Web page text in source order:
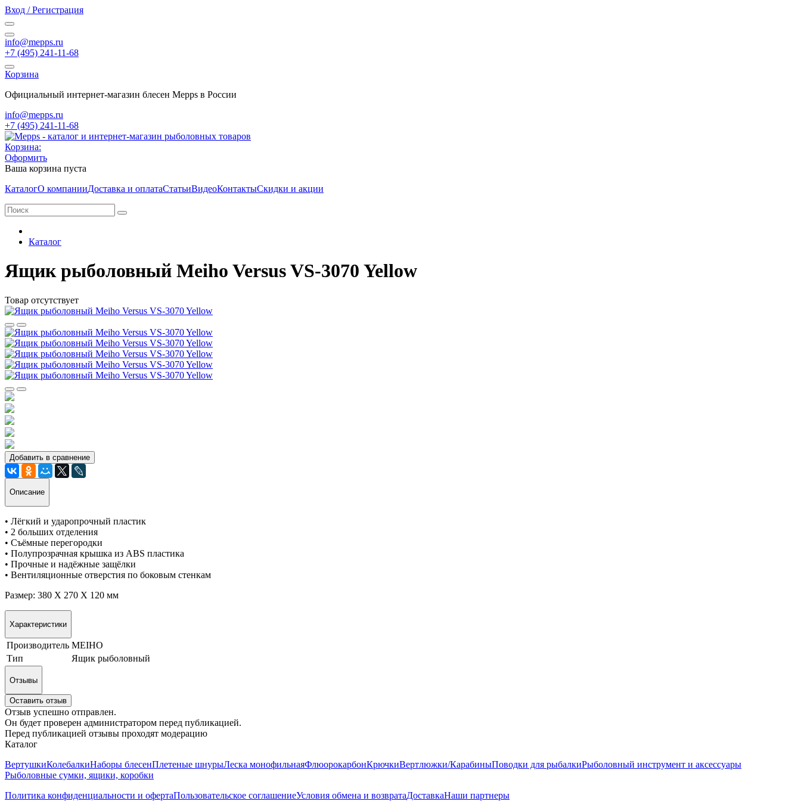
Вход / Регистрация
info@mepps.ru
+7 (495) 241-11-68
Корзина
Официальный интернет-магазин блесен Mepps в России
info@mepps.ru
+7 (495) 241-11-68
Корзина:
Оформить
Ваша корзина пуста
КаталогО компанииДоставка и оплатаСтатьиВидеоКонтактыСкидки и акции
Каталог
Ящик рыболовный Meiho Versus VS-3070 Yellow
Товар отсутствует
Добавить в сравнение
Описание
• Лёгкий и ударопрочный пластик
• 2 больших отделения
• Съёмные перегородки
• Полупрозрачная крышка из ABS пластика
• Прочные и надёжные защёлки
• Вентиляционные отверстия по боковым стенкам
Размер: 380 X 270 X 120 мм
Характеристики
Производитель MEIHO
Тип
Ящик рыболовный
Отзывы
Оставить отзыв
Отзыв успешно отправлен.
Он будет проверен администратором перед публикацией.
Перед публикацией отзывы проходят модерацию
Каталог
ВертушкиКолебалкиНаборы блесенПлетеные шнурыЛеска монофильнаяФлюорокарбонКрючкиВертлюжки/КарабиныПоводки для рыбалкиРыболовный инструмент и аксессуары
Рыболовные сумки, ящики, коробки
Политика конфиденциальности и офертаПользовательское соглашениеУсловия обмена и возвратаДоставкаНаши партнеры